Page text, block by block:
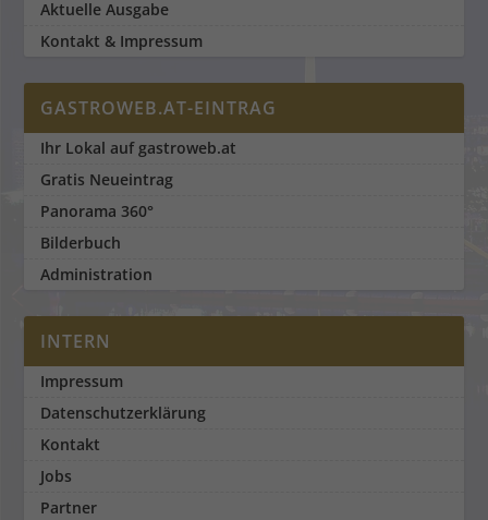
Aktuelle Ausgabe
Kontakt & Impressum
GASTROWEB.AT-EINTRAG
Ihr Lokal auf gastroweb.at
Gratis Neueintrag
Panorama 360°
Bilderbuch
Administration
INTERN
Impressum
Datenschutzerklärung
Kontakt
Jobs
Partner